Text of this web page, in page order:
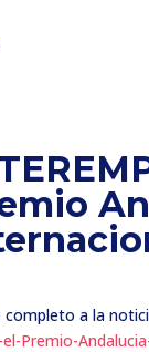
completo a la
el-Premio-